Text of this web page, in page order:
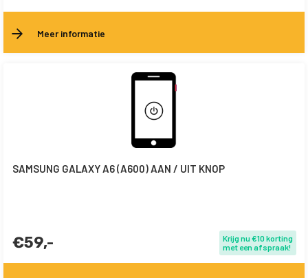
Meer informatie
SAMSUNG GALAXY A6 (A600) AAN / UIT KNOP
€59,-
Krijg nu €10 korting
met een afspraak!